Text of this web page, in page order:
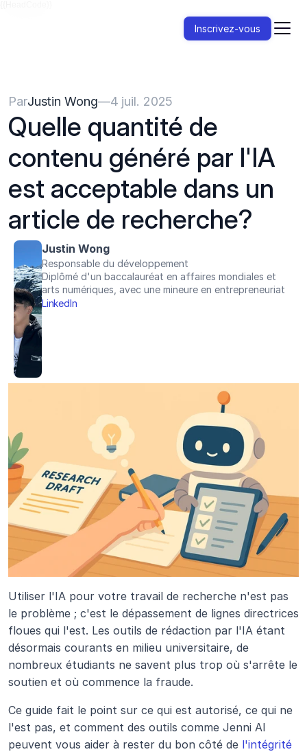
Inscrivez-vous
ParJustin Wong—4 juil. 2025
Quelle quantité de
contenu généré par l'IA
est acceptable dans un
article de recherche?
Justin Wong
Responsable du développement
Diplômé d'un baccalauréat en affaires mondiales et
arts numériques, avec une mineure en entrepreneuriat
LinkedIn
Utiliser l'IA pour votre travail de recherche n'est pas
le problème ; c'est le dépassement de lignes directrices
floues qui l'est. Les outils de rédaction par l'IA étant
désormais courants en milieu universitaire, de
nombreux étudiants ne savent plus trop où s'arrête le
soutien et où commence la fraude.
Ce guide fait le point sur ce qui est autorisé, ce qui ne
l'est pas, et comment des outils comme Jenni AI
peuvent vous aider à rester du bon côté de l'intégrité